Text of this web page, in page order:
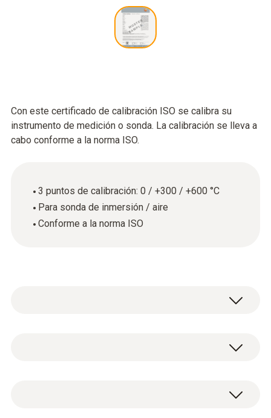
Con este certificado de calibración ISO se calibra su
instrumento de medición o sonda. La calibración se lleva a
cabo conforme a la norma ISO.
3 puntos de calibración: 0 / +300 / +600 °C
Para sonda de inmersión / aire
Conforme a la norma ISO
Instrumentos de medición de la temperatura